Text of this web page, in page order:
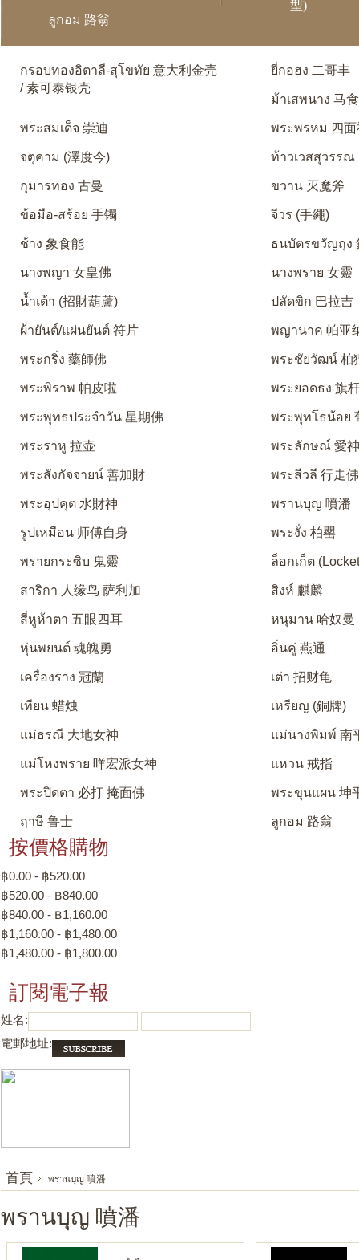
型)
ลูกอม 路翁
กรอบทองอิตาลี-สุโขทัย 意大利金壳
/ 素可泰银壳
ยี่กอฮง 二哥丰
ม้าเสพนาง 马
พระสมเด็จ 崇迪 พระพรหม 四面
จตุคาม (澤度今) ท้าวเวสสุวรรณ
กุมารทอง 古曼 ขวาน 灭魔斧
ข้อมือ-สร้อย 手镯 จีวร (手繩)
ช้าง 象食能 ธนบัตรขวัญถุง
นางพญา 女皇佛 นางพราย 女靈
น้ำเต้า (招財葫蘆) ปลัดขิก 巴拉吉
ผ้ายันต์/แผ่นยันต์ 符片 พญานาค 帕亚
พระกริ่ง 藥師佛 พระชัยวัฒน์ 柏
พระพิราพ 帕皮啦 พระยอดธง 旗
พระพุทธประจำวัน 星期佛 พระพุทโธน้อย
พระราหู 拉壶 พระลักษณ์ 愛
พระสังกัจจายน์ 善加財 พระสีวลี 行走佛
พระอุปคุต 水財神 พรานบุญ 噴潘
รูปเหมือน 师傅自身 พระงั่ง 柏罌
พรายกระซิบ 鬼靈 ล็อกเก็ต
สาริกา 人缘鸟 萨利加 สิงห์ 麒麟
สี่หูห้าตา 五眼四耳 หนุมาน 哈奴曼
หุ่นพยนต์ 魂魄勇 อิ่นคู่ 燕通
เครื่องราง 冠蘭 เต่า 招财龟
เทียน 蜡烛 เหรียญ (銅牌)
แม่ธรณี 大地女神 แม่นางพิมพ์ 南
แม่โหงพราย 咩宏派女神 แหวน 戒指
พระปิดตา 必打 掩面佛 พระขุนแผน 坤
ฤาษี 鲁士 ลูกอม 路翁
按價格購物
฿0.00 - ฿520.00
฿520.00 - ฿840.00
฿840.00 - ฿1,160.00
฿1,160.00 - ฿1,480.00
฿1,480.00 - ฿1,800.00
訂閱電子報
姓名:
電郵地址:
首頁 พรานบุญ 噴潘
พรานบุญ 噴潘